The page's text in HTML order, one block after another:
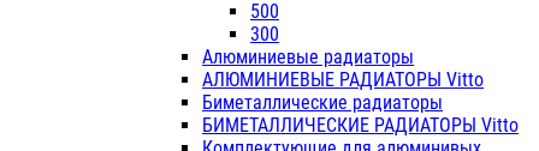
500
300
Алюминиевые радиаторы
АЛЮМИНИЕВЫЕ РАДИАТОРЫ Vitto
Биметаллические радиаторы
БИМЕТАЛЛИЧЕСКИЕ РАДИАТОРЫ Vitto